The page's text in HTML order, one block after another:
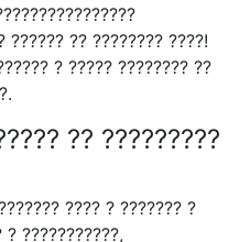
?????? ?? ???????? ????!
? ????? ???????? ??
?? ?????????
???? ? ??????? ?
? ???????????,